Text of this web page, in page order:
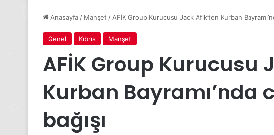
Anasayfa / Manşet / AFİK Group Kurucusu Jack Afik’ten Kurban
Genel Kıbrıs Manşet
AFİK Group Kurucusu
Kurban Bayramı’nda
bağışı